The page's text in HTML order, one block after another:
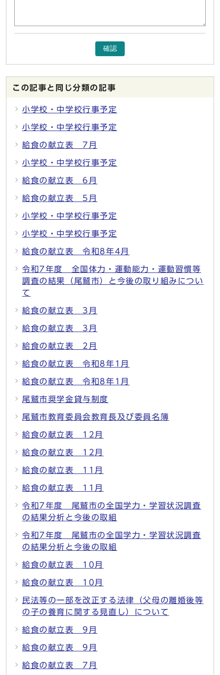
確認
この記事と同じ分類の記事
小学校・中学校行事予定
小学校・中学校行事予定
給食の献立表 7月
小学校・中学校行事予定
給食の献立表 6月
給食の献立表 5月
小学校・中学校行事予定
小学校・中学校行事予定
給食の献立表 令和8年4月
令和7年度 全国体力・運動能力・運動習慣等
調査の結果（尾鷲市）と今後の取り組みについ
て
給食の献立表 3月
給食の献立表 3月
給食の献立表 2月
給食の献立表 令和8年1月
給食の献立表 令和8年1月
尾鷲市奨学金貸与制度
尾鷲市教育委員会教育長及び委員名簿
給食の献立表 12月
給食の献立表 12月
給食の献立表 11月
給食の献立表 11月
令和7年度 尾鷲市の全国学力・学習状況調査
の結果分析と今後の取組
令和7年度 尾鷲市の全国学力・学習状況調査
の結果分析と今後の取組
給食の献立表 10月
給食の献立表 10月
民法等の一部を改正する法律（父母の離婚後等
の子の養育に関する見直し）について
給食の献立表 9月
給食の献立表 9月
給食の献立表 7月